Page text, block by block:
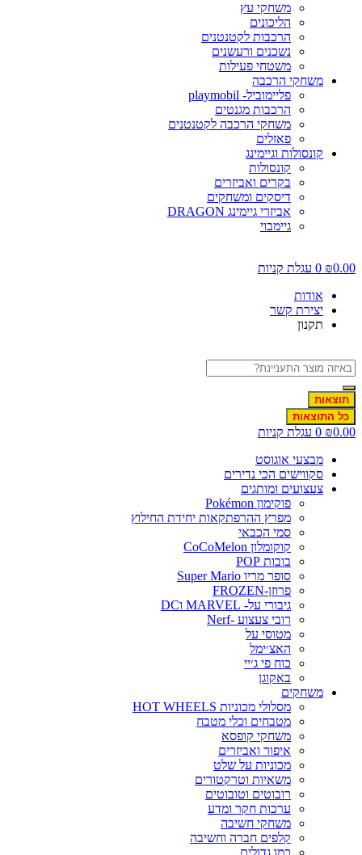
משחקי עץ
הליכונים
הרכבות לקטנטנים
נשכנים ורעשנים
משטחי פעילות
משחקי הרכבה
פליימוביל- playmobil
הרכבות מגנטים
משחקי הרכבה לקטנטנים
פאזלים
קונסולות וגיימינג
קונסולות
בקרים ואביזרים
דיסקים ומשחקים
אביזרי גיימינג DRAGON
גיימבוי
₪0.00
0 עגלת קניות
אודות
יצירת קשר
תקנון
תוצאות
כל התוצאות
₪0.00
0 עגלת קניות
מבצעי אוגוסט
סקווישים הכי נדירים
צעצועים ומותגים
פוקימון Pokémon
מפרץ ההרפתקאות יחידת החילוץ
סמי הכבאי
קוקומלון CoCoMelon
בובות POP
סופר מריו Super Mario
פרוזן-FROZEN
גיבורי על- MARVEL וDC
רובי צעצוע -Nerf
מטוסי על
האצ׳ימל
כוח פי ג׳יי
באקוגן
משחקים
מסלולי מכוניות HOT WHEELS
מטבחים וכלי מטבח
משחקי קופסא
איפור ואביזרים
מכוניות על שלט
משאיות וטרקטורים
רובוטים וטובוטים
ערכות חקר ומדע
משחקי חשיבה
קלפים חברה וחשיבה
כמו גדולים